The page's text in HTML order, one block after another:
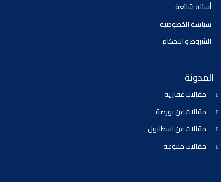
أسئلة شائعة
سياسة الخصوصية
الشروط و الاحكام
المدونة
مقالات عقارية
مقالات عن بورصة
مقالات عن اسطنبول
مقالات متنوعة